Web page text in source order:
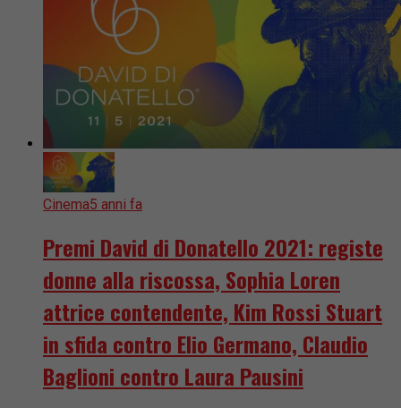
Cinema5 anni fa
Premi David di Donatello 2021: registe
donne alla riscossa, Sophia Loren
attrice contendente, Kim Rossi Stuart
in sfida contro Elio Germano, Claudio
Baglioni contro Laura Pausini